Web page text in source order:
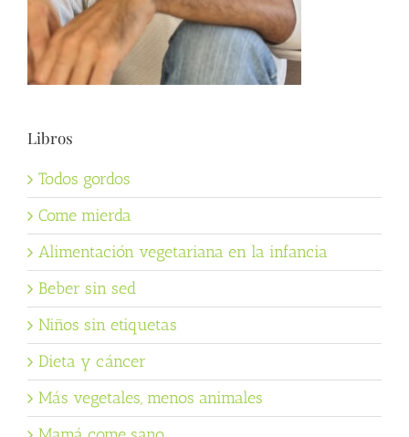
Libros
Todos gordos
Come mierda
Alimentación vegetariana en la infancia
Beber sin sed
Niños sin etiquetas
Dieta y cáncer
Más vegetales, menos animales